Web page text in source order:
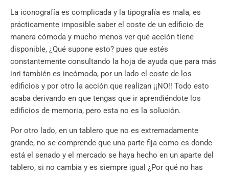
La iconografía es complicada y la tipografía es mala, es
prácticamente imposible saber el coste de un edificio de
manera cómoda y mucho menos ver qué acción tiene
disponible, ¿Qué supone esto? pues que estés
constantemente consultando la hoja de ayuda que para más
inri también es incómoda, por un lado el coste de los
edificios y por otro la acción que realizan ¡¡NO!! Todo esto
acaba derivando en que tengas que ir aprendiéndote los
edificios de memoria, pero esta no es la solución.
Por otro lado, en un tablero que no es extremadamente
grande, no se comprende que una parte fija como es donde
está el senado y el mercado se haya hecho en un aparte del
tablero, si no cambia y es siempre igual ¿Por qué no has